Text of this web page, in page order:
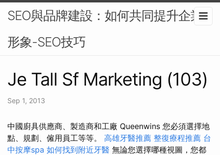
SEO與品牌建設：如何共同提升企業
形象-SEO技巧
Je Tall Sf Marketing (103)
Sep 1, 2013
中國廚具供應商、製造商和工廠 Queenwins 您必須選擇地
點、規劃、僱用員工等等。 高雄牙醫推薦 整復療程推薦 台
中按摩spa 如何找到附近牙醫 無論您選擇哪種視圖，您都